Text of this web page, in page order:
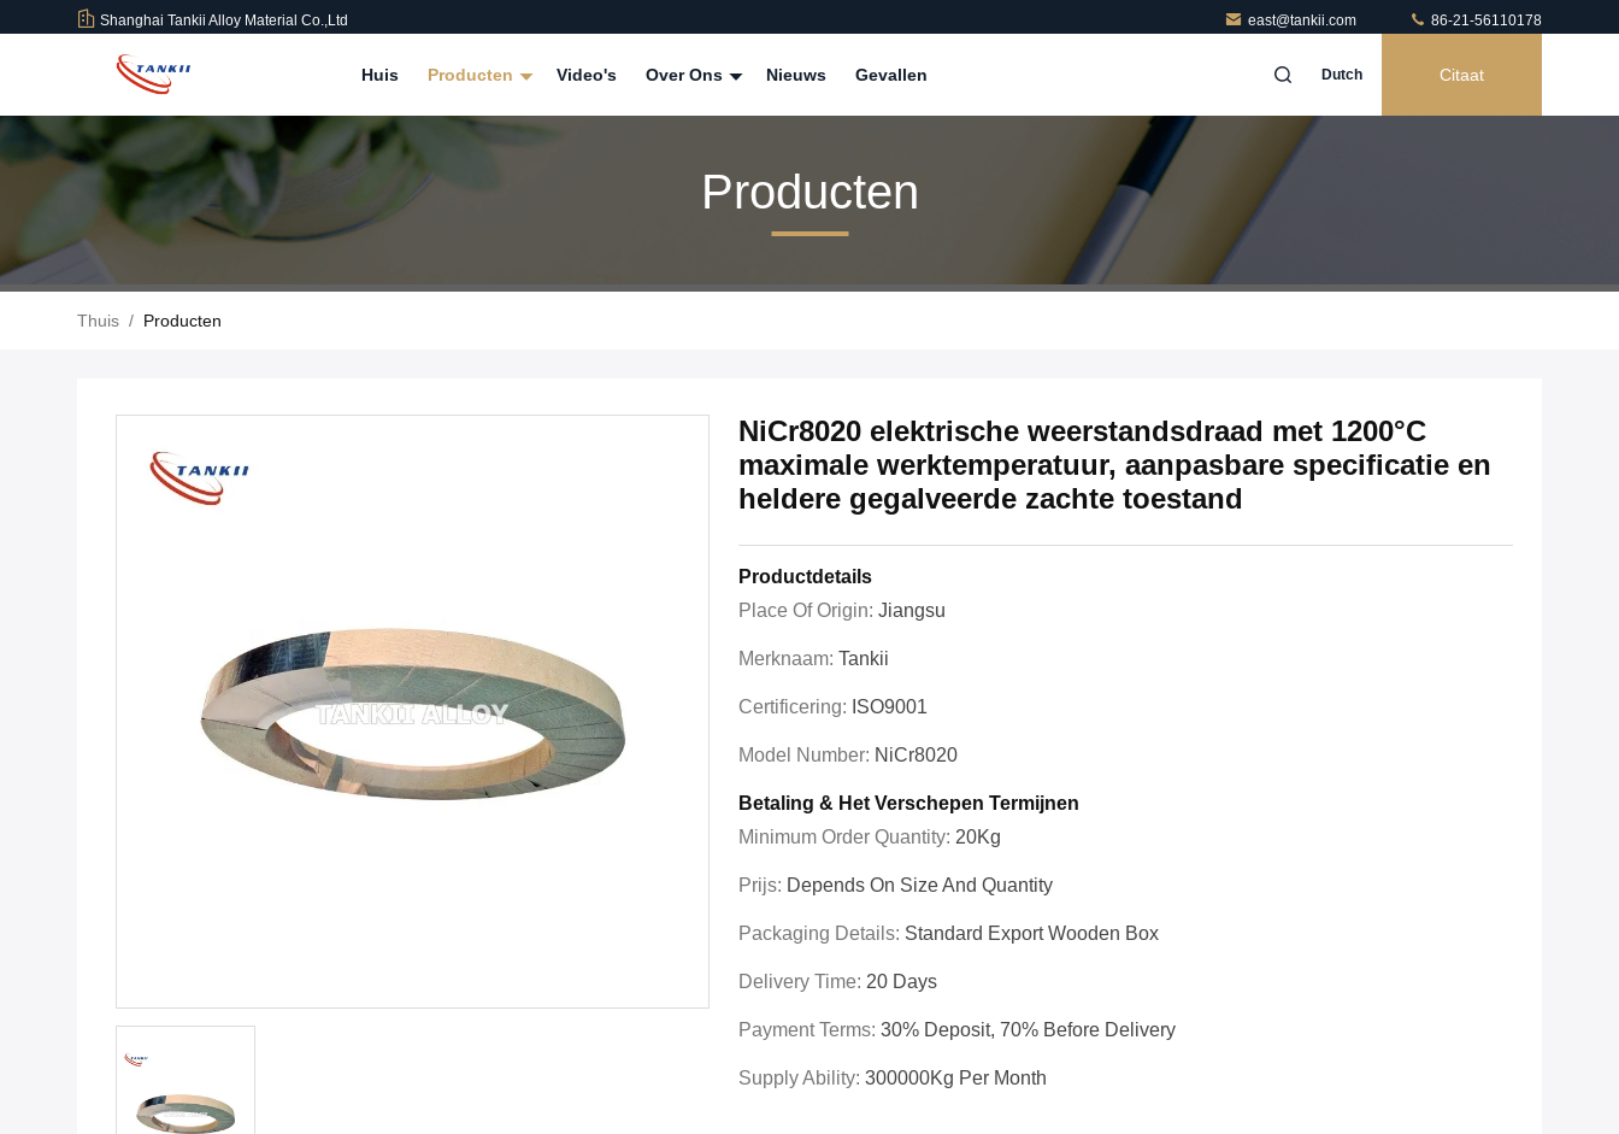
Shanghai Tankii Alloy Material Co.,Ltd east@tankii.com 86-21-56110178
Huis Producten Video's Over Ons Nieuws Gevallen Dutch Citaat
Producten
Thuis / Producten
NiCr8020 elektrische weerstandsdraad met 1200°C
maximale werktemperatuur, aanpasbare specificatie en
heldere gegalveerde zachte toestand
Productdetails
Place Of Origin: Jiangsu
Merknaam: Tankii
Certificering: ISO9001
Model Number: NiCr8020
Betaling & Het Verschepen Termijnen
Minimum Order Quantity: 20Kg
Prijs: Depends On Size And Quantity
Packaging Details: Standard Export Wooden Box
Delivery Time: 20 Days
Payment Terms: 30% Deposit, 70% Before Delivery
Supply Ability: 300000Kg Per Month